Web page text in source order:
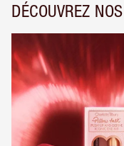
DÉCOUVREZ